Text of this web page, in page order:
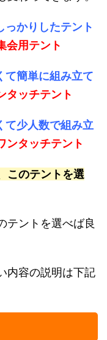
っかりしたテント
会用テント
て簡単に組み立て
タッチテント
て少人数で組み立
ンタッチテント
このテントを選
テントを選べば良
内容の説明は下記